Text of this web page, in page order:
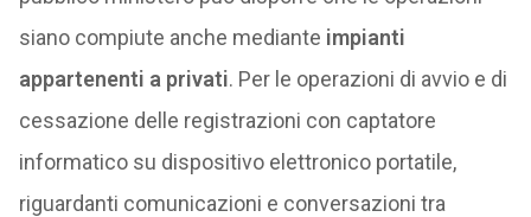
siano compiute anche mediante impianti
appartenenti a privati. Per le operazioni di avvio e di
cessazione delle registrazioni con captatore
informatico su dispositivo elettronico portatile,
riguardanti comunicazioni e conversazioni tra